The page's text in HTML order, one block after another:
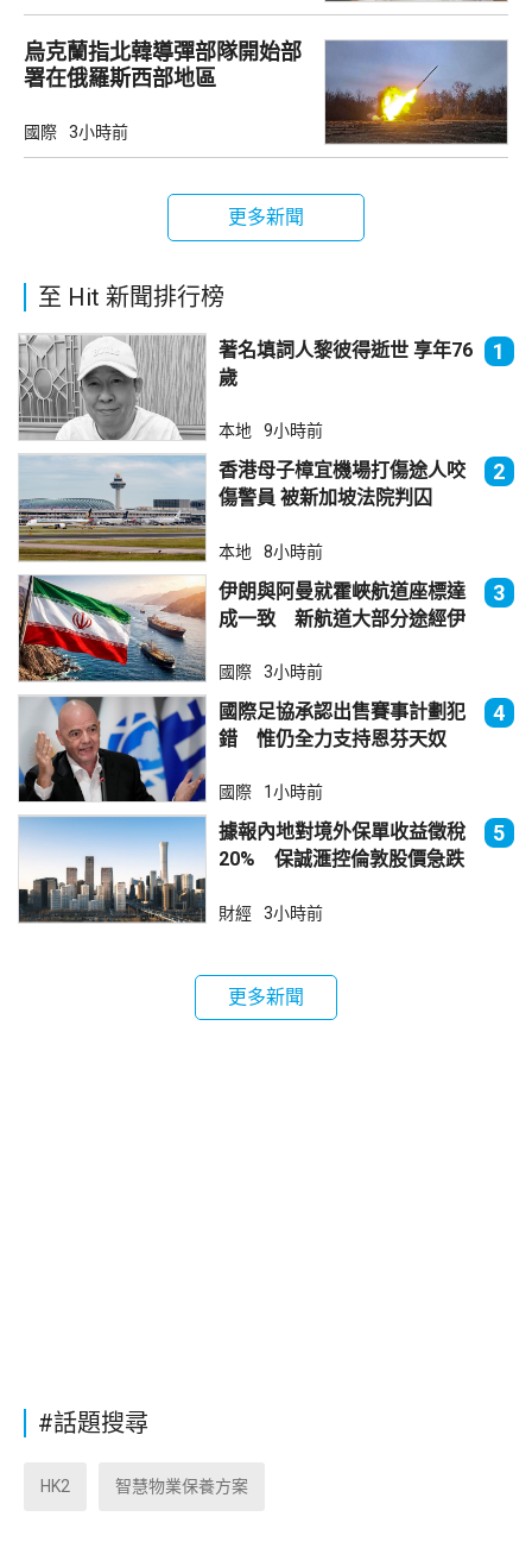
烏克蘭指北韓導彈部隊開始部
署在俄羅斯西部地區
國際 3小時前
更多新聞
至 Hit 新聞排行榜
著名填詞人黎彼得逝世 享年76
歲
1
本地 9小時前
香港母子樟宜機場打傷途人咬
傷警員 被新加坡法院判囚
2
本地 8小時前
伊朗與阿曼就霍峽航道座標達
成一致 新航道大部分途經伊
3
國際 3小時前
國際足協承認出售賽事計劃犯
錯 惟仍全力支持恩芬天奴
4
國際 1小時前
據報內地對境外保單收益徵稅
20% 保誠滙控倫敦股價急跌
5
財經 3小時前
更多新聞
#話題搜尋
HK2 智慧物業保養方案